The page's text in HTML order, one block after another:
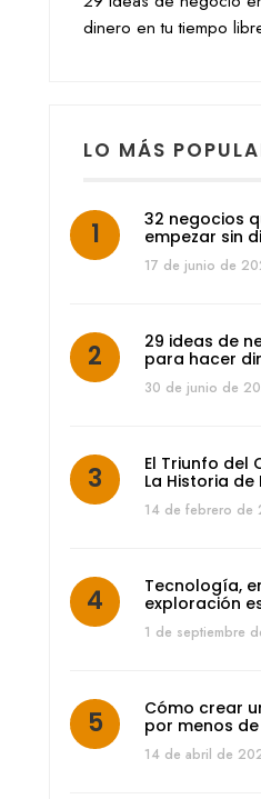
dinero en tu tiempo
LO MÁS
32 negocios
empezar sin
17 de junio de
29 ideas de
para hacer
30 de junio de
El Triunfo del
La Historia de
14 de febrero de
Tecnología,
exploración
1 de septiembre
Cómo crear
por menos
14 de abril de